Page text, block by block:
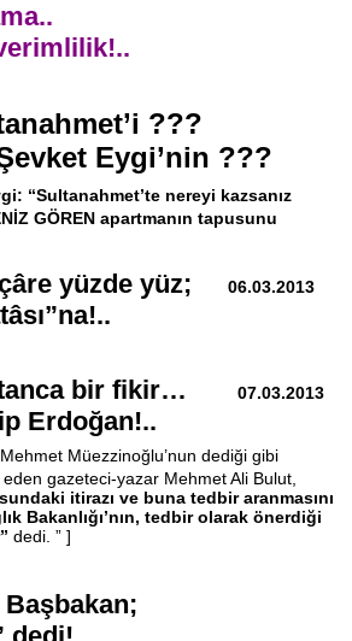
???
Eygi’nin ???
“Sultanahmet’te nereyi kazsanız
GÖREN apartmanın tapusunu
çâre yüzde yüz;06.03.2013
bir fikir…07.03.2013
Erdoğan!..
Mehmet Müezzinoğlu’nun dediği gibi
eden gazeteci-yazar Mehmet Ali Bulut,
itirazı ve buna tedbir aranmasını
Bakanlığı’nın, tedbir olarak önerdiği
dedi. ” ]